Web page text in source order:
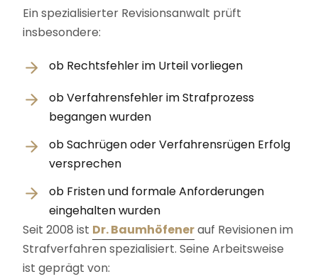
Ein spezialisierter Revisionsanwalt prüft
insbesondere:
ob Rechtsfehler im Urteil vorliegen
ob Verfahrensfehler im Strafprozess
begangen wurden
ob Sachrügen oder Verfahrensrügen Erfolg
versprechen
ob Fristen und formale Anforderungen
eingehalten wurden
Seit 2008 ist Dr. Baumhöfenerauf Revisionen im
Strafverfahren spezialisiert. Seine Arbeitsweise
ist geprägt von: